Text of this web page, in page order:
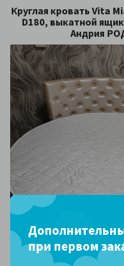
Круглая кровать Vita
D180, выкатной
Андрия
при первом